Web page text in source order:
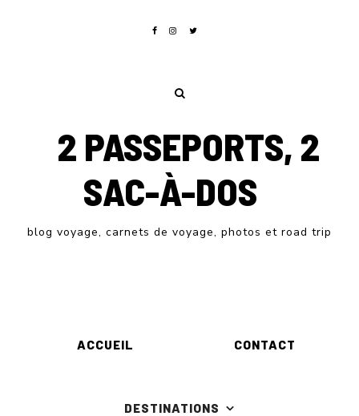
2 PASSEPORTS, 2
SAC-À-DOS
blog voyage, carnets de voyage, photos et road trip
ACCUEIL CONTACT
DESTINATIONS